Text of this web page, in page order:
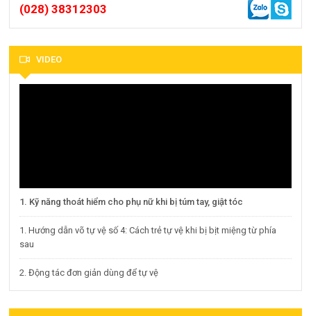
(028) 38312303
VIDEO
1. Kỹ năng thoát hiểm cho phụ nữ khi bị túm tay, giật tóc
1. Hướng dẫn võ tự vệ số 4: Cách trẻ tự vệ khi bị bịt miệng từ phía
sau
2. Động tác đơn giản dùng để tự vệ